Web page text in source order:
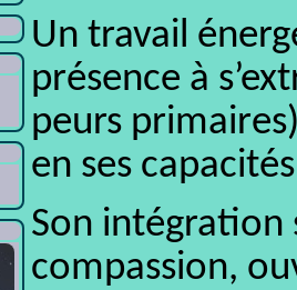
Un travail
présence à
peurs
en ses
Son intégration
compassion,